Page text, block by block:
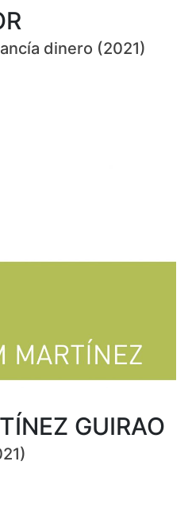
dinero (2021)
GUIRAO